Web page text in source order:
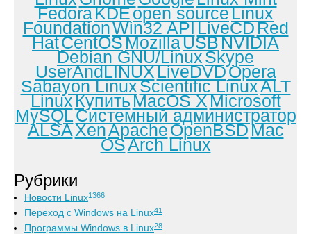
FedoraKDEopen sourceLinux
FoundationWin32 APILiveCDRed
HatCentOSMozillaUSBNVIDIA
Debian GNU/LinuxSkype
UserAndLINUXLiveDVDOpera
Sabayon LinuxScientific LinuxALT
LinuxКупитьMacOS XMicrosoft
MySQLСистемный администратор
ALSAXenApacheOpenBSDMac
OSArch Linux
Рубрики
Новости Linux1366
Переход с Windows на Linux41
Программы Windows в Linux28